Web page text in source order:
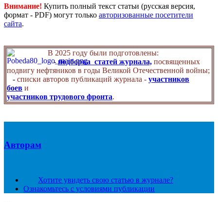
Внимание! Купить полный текст статьи (русская версия,
формат - PDF) могут только авторизованные посетители
сайта.
В 2025 году были подготовлены:
- подборка статей журнала, посвященных
подвигу нефтяников в годы Великой Отечественной войны;
- списки авторов публикаций журнала - участников
боев и
участников трудового фронта.
Авторам
Хотите увидеть свою статью в журнале?
Ознакомьтесь с условиями публикации